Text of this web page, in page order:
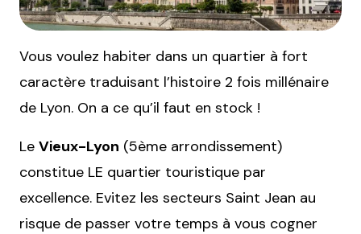
Vous voulez habiter dans un quartier à fort
caractère traduisant l’histoire 2 fois millénaire
de Lyon. On a ce qu’il faut en stock !
Le Vieux-Lyon (5ème arrondissement)
constitue LE quartier touristique par
excellence. Evitez les secteurs Saint Jean au
risque de passer votre temps à vous cogner